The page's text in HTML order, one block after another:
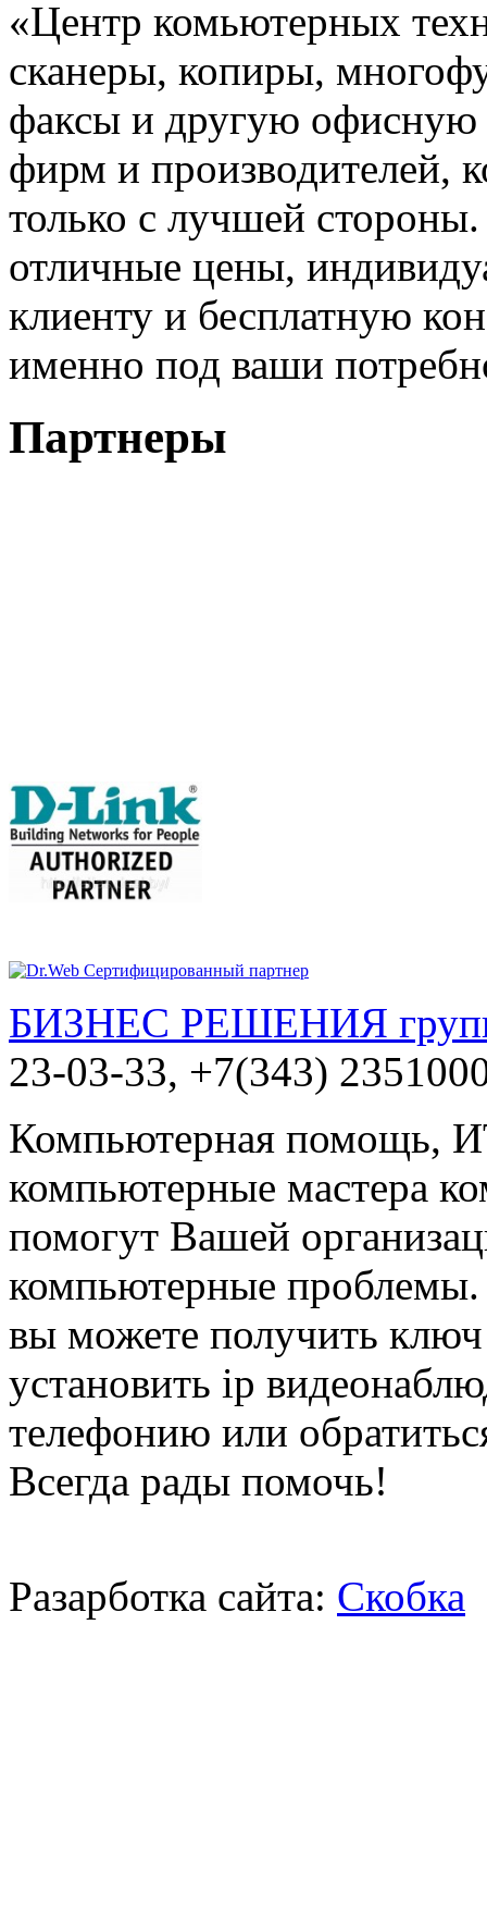
«Центр комьютерных
сканеры, копиры,
факсы и другую офисную
фирм и производителей,
только с лучшей
отличные цены,
клиенту и бесплатную
именно под ваши
Партнеры
БИЗНЕС РЕШЕНИЯ
23-03-33, +7(343)
Компьютерная помощь,
компьютерные мастера
помогут Вашей
компьютерные
вы можете получить
установить ip
телефонию или
Всегда рады помочь!
Разарботка сайта: Скобка